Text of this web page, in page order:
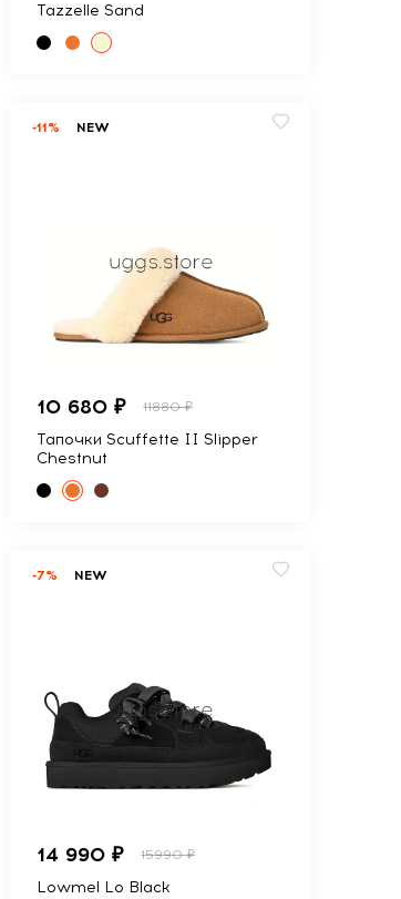
Tazzelle Sand
-11% NEW
10 680 ₽ 11880 ₽
Тапочки Scuffette II Slipper
Chestnut
-7% NEW
14 990 ₽ 15990 ₽
Lowmel Lo Black